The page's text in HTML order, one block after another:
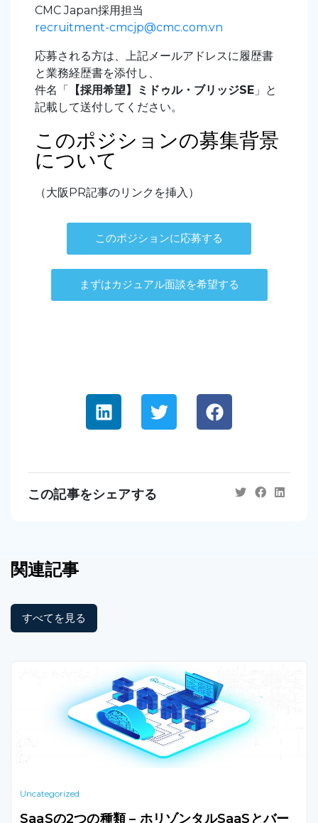
CMC Japan採用担当
recruitment-cmcjp@cmc.com.vn
応募される方は、上記メールアドレスに履歴書
と業務経歴書を添付し、
件名「 【採用希望】ミドゥル・ブリッジSE 」と
記載して送付してください。
このポジションの募集背景
について
（大阪PR記事のリンクを挿入）
このポジションに応募する
まずはカジュアル面談を希望する
この記事をシェアする
関連記事
すべてを見る
Uncategorized
SaaSの2つの種類 – ホリゾンタルSaaSとバー